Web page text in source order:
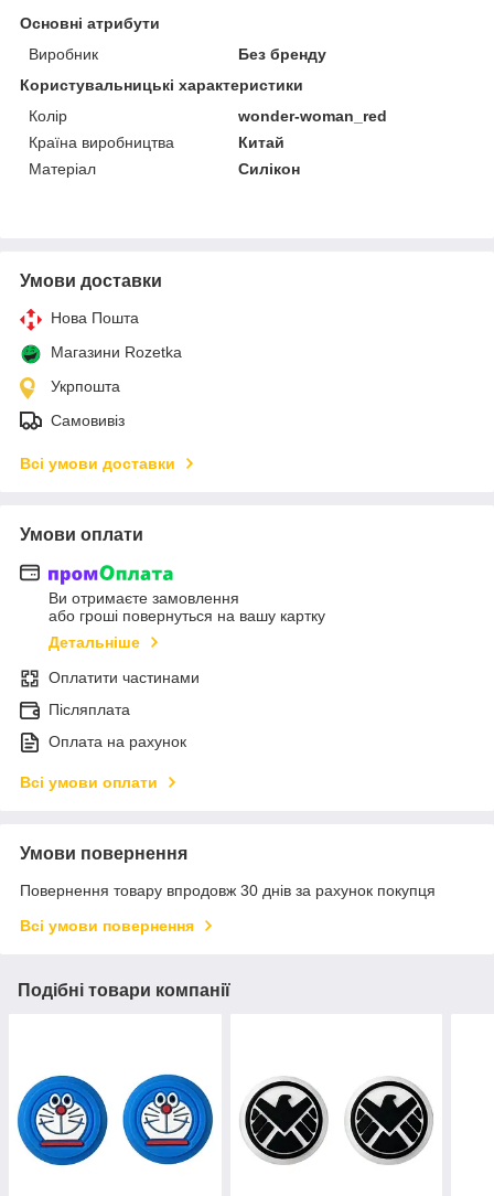
Основні атрибути
Виробник
Без бренду
Користувальницькі характеристики
Колір
wonder-woman_red
Країна виробництва
Китай
Матеріал
Силікон
Умови доставки
Нова Пошта
Магазини Rozetka
Укрпошта
Самовивіз
Всі умови доставки
Умови оплати
Ви отримаєте замовлення
або гроші повернуться на вашу картку
Детальніше
Оплатити частинами
Післяплата
Оплата на рахунок
Всі умови оплати
Умови повернення
Повернення товару впродовж 30 днів за рахунок покупця
Всі умови повернення
Подібні товари компанії